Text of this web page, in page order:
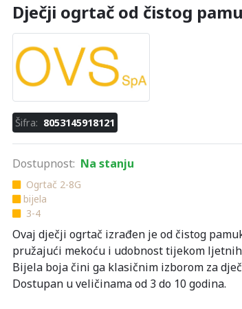
Dječji ogrtač od čistog
Šifra: 8053145918121
Dostupnost: Na stanju
Ogrtač 2-8G
bijela
3-4
Ovaj dječji ogrtač izrađen je od čistog
pružajući mekoću i udobnost tijekom ljetnih
Bijela boja čini ga klasičnim izborom za
Dostupan u veličinama od 3 do 10 godina.